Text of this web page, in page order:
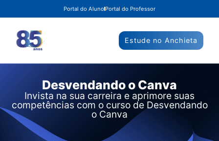
Portal do Aluno Portal do Professor
Estude no Anchieta
Desvendando o Canva
Invista na sua carreira e aprimore suas
competências com o curso de Desvendando
o Canva